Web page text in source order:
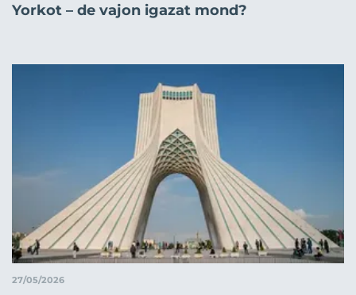
Yorkot – de vajon igazat mond?
27/05/2026